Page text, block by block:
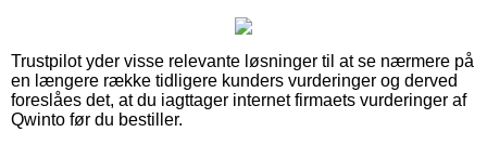
Trustpilot yder visse relevante løsninger til at se nærmere på
en længere række tidligere kunders vurderinger og derved
foreslåes det, at du iagttager internet firmaets vurderinger af
Qwinto før du bestiller.